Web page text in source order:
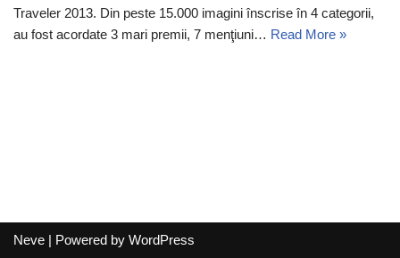
Traveler 2013. Din peste 15.000 imagini înscrise în 4 categorii,
au fost acordate 3 mari premii, 7 menţiuni… Read More »
Neve | Powered by WordPress